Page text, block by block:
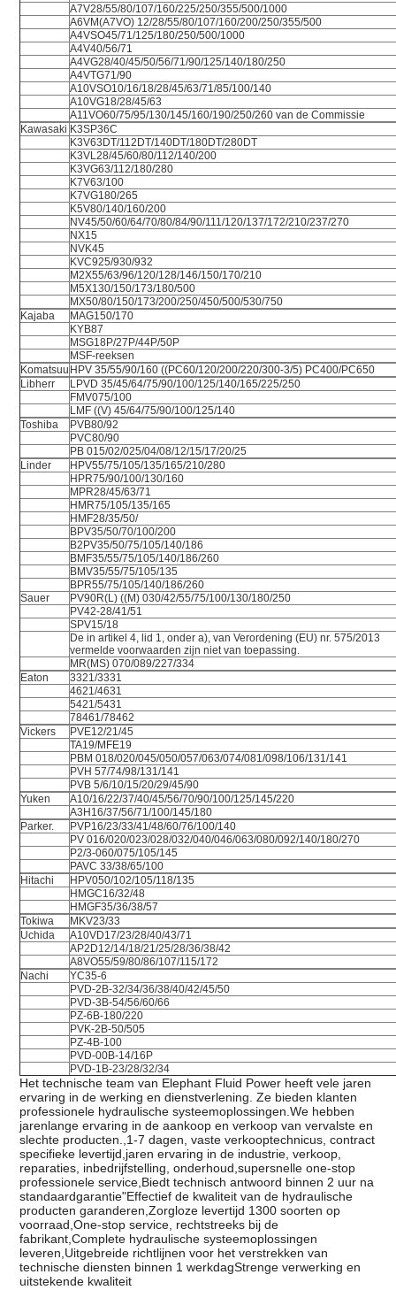
A7V28/55/80/107/160/225/250/355/500/1000
A6VM(A7VO) 12/28/55/80/107/160/200/250/355/500
A4VSO45/71/125/180/250/500/1000
A4V40/56/71
A4VG28/40/45/50/56/71/90/125/140/180/250
A4VTG71/90
A10VSO10/16/18/28/45/63/71/85/100/140
A10VG18/28/45/63
A11VO60/75/95/130/145/160/190/250/260 van de Commissie
Kawasaki K3SP36C
K3V63DT/112DT/140DT/180DT/280DT
K3VL28/45/60/80/112/140/200
K3VG63/112/180/280
K7V63/100
K7VG180/265
K5V80/140/160/200
NV45/50/60/64/70/80/84/90/111/120/137/172/210/237/270
NX15
NVK45
KVC925/930/932
M2X55/63/96/120/128/146/150/170/210
M5X130/150/173/180/500
MX50/80/150/173/200/250/450/500/530/750
Kajaba
MAG150/170
KYB87
MSG18P/27P/44P/50P
MSF-reeksen
Komatsuu HPV 35/55/90/160 ((PC60/120/200/220/300-3/5) PC400/PC650
Libherr
LPVD 35/45/64/75/90/100/125/140/165/225/250
FMV075/100
LMF ((V) 45/64/75/90/100/125/140
Toshiba
PVB80/92
PVC80/90
PB 015/02/025/04/08/12/15/17/20/25
Linder
HPV55/75/105/135/165/210/280
HPR75/90/100/130/160
MPR28/45/63/71
HMR75/105/135/165
HMF28/35/50/
BPV35/50/70/100/200
B2PV35/50/75/105/140/186
BMF35/55/75/105/140/186/260
BMV35/55/75/105/135
BPR55/75/105/140/186/260
Sauer
PV90R(L) ((M) 030/42/55/75/100/130/180/250
PV42-28/41/51
SPV15/18
De in artikel 4, lid 1, onder a), van Verordening (EU) nr. 575/2013
vermelde voorwaarden zijn niet van toepassing.
MR(MS) 070/089/227/334
Eaton
3321/3331
4621/4631
5421/5431
78461/78462
Vickers
PVE12/21/45
TA19/MFE19
PBM 018/020/045/050/057/063/074/081/098/106/131/141
PVH 57/74/98/131/141
PVB 5/6/10/15/20/29/45/90
Yuken
A10/16/22/37/40/45/56/70/90/100/125/145/220
A3H16/37/56/71/100/145/180
Parker.
PVP16/23/33/41/48/60/76/100/140
PV 016/020/023/028/032/040/046/063/080/092/140/180/270
P2/3-060/075/105/145
PAVC 33/38/65/100
Hitachi
HPV050/102/105/118/135
HMGC16/32/48
HMGF35/36/38/57
Tokiwa
MKV23/33
Uchida
A10VD17/23/28/40/43/71
AP2D12/14/18/21/25/28/36/38/42
A8VO55/59/80/86/107/115/172
Nachi
YC35-6
PVD-2B-32/34/36/38/40/42/45/50
PVD-3B-54/56/60/66
PZ-6B-180/220
PVK-2B-50/505
PZ-4B-100
PVD-00B-14/16P
PVD-1B-23/28/32/34
Het technische team van Elephant Fluid Power heeft vele jaren
ervaring in de werking en dienstverlening. Ze bieden klanten
professionele hydraulische systeemoplossingen.We hebben
jarenlange ervaring in de aankoop en verkoop van vervalste en
slechte producten.,1-7 dagen, vaste verkooptechnicus, contract
specifieke levertijd,jaren ervaring in de industrie, verkoop,
reparaties, inbedrijfstelling, onderhoud,supersnelle one-stop
professionele service,Biedt technisch antwoord binnen 2 uur na
standaardgarantie"Effectief de kwaliteit van de hydraulische
producten garanderen,Zorgloze levertijd 1300 soorten op
voorraad,One-stop service, rechtstreeks bij de
fabrikant,Complete hydraulische systeemoplossingen
leveren,Uitgebreide richtlijnen voor het verstrekken van
technische diensten binnen 1 werkdagStrenge verwerking en
uitstekende kwaliteit